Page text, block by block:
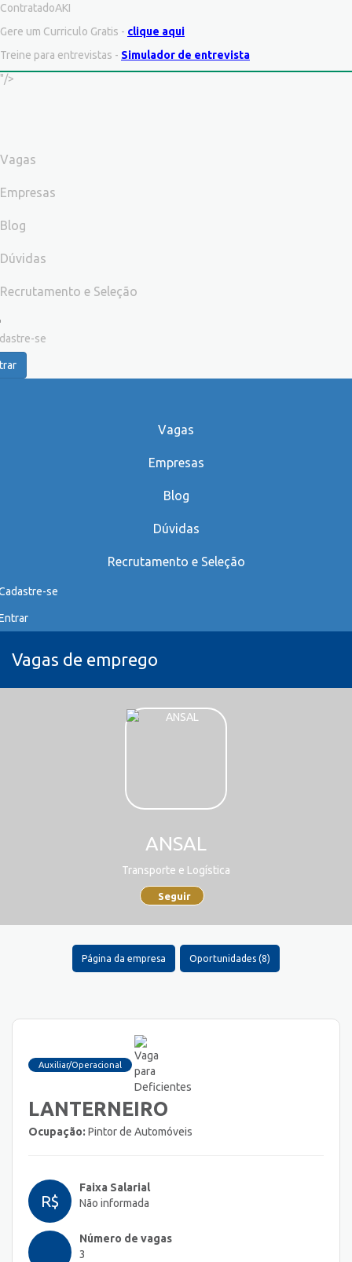
ContratadoAKI
Gere um Curriculo Gratis - clique aqui
Treine para entrevistas - Simulador de entrevista
"/>
Vagas
Empresas
Blog
Dúvidas
Recrutamento e Seleção
se
Vagas
Empresas
Blog
Dúvidas
Recrutamento e Seleção
se
Vagas de emprego
ANSAL
Transporte e Logística
Seguir
Página da empresa Oportunidades (8)
Auxiliar/Operacional
LANTERNEIRO
Ocupação: Pintor de Automóveis
R$
Faixa Salarial
Não informada
Número de vagas
3